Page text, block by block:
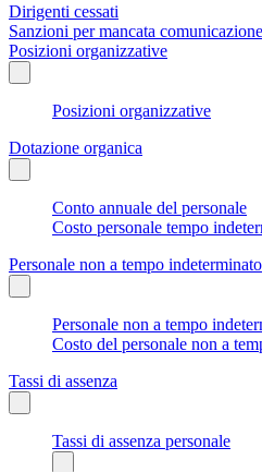
Dirigenti cessati
Sanzioni per mancata
Posizioni organizzative
Posizioni organizzative
Dotazione organica
Conto annuale del personale
Costo personale tempo
Personale non a tempo indeterminato
Personale non a tempo
Costo del personale non a
Tassi di assenza
Tassi di assenza personale